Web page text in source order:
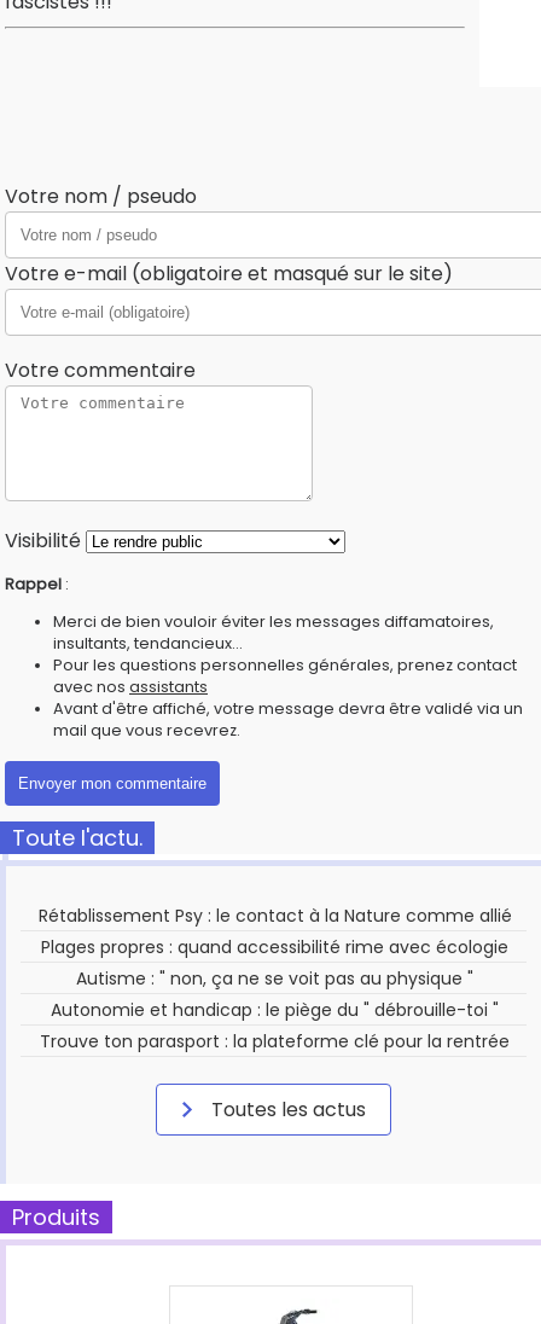
Votre nom / pseudo
Votre e-mail (obligatoire et masqué sur le site)
Votre commentaire
Visibilité
Rappel :
Merci de bien vouloir éviter les messages diffamatoires,
insultants, tendancieux...
Pour les questions personnelles générales, prenez contact
avec nos assistants
Avant d'être affiché, votre message devra être validé via un
mail que vous recevrez.
Toute l'actu.
Rétablissement Psy : le contact à la Nature comme allié
Plages propres : quand accessibilité rime avec écologie
Autisme : " non, ça ne se voit pas au physique "
Autonomie et handicap : le piège du " débrouille-toi "
Trouve ton parasport : la plateforme clé pour la rentrée
Toutes les actus
Produits